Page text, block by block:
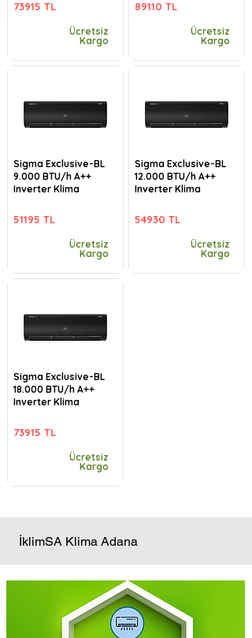
73915 TL
Ücretsiz
Kargo
Sigma Exclusive-BL
9.000 BTU/h A++
Inverter Klima
51195 TL
Ücretsiz
Kargo
Sigma Exclusive-BL
18.000 BTU/h A++
Inverter Klima
73915 TL
Ücretsiz
Kargo
89110 TL
Ücretsiz
Kargo
Sigma Exclusive-BL
12.000 BTU/h A++
Inverter Klima
54930 TL
Ücretsiz
Kargo
İklimSA Klima Adana